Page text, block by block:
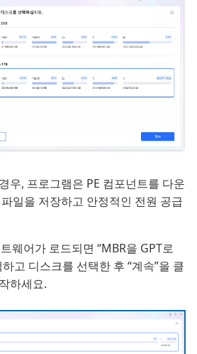
우, 프로그램은 PE 컴포넌트를 다운
일을 저장하고 안정적인 전원 공급
웨어가 로드되면 “MBR을 GPT로
고 디스크를 선택한 후 “계속”을 클
하세요.